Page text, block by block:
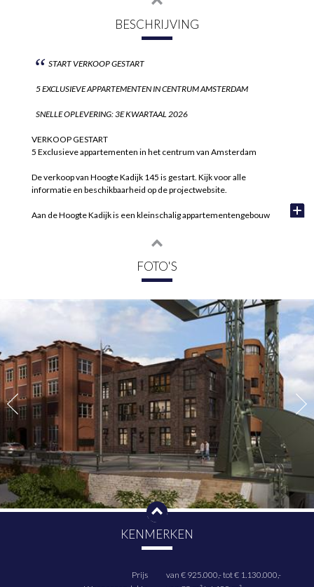
BESCHRIJVING
“ START VERKOOP GESTART
5 EXCLUSIEVE APPARTEMENTEN IN CENTRUM AMSTERDAM
SNELLE OPLEVERING: 3E KWARTAAL 2026
VERKOOP GESTART
5 Exclusieve appartementen in het centrum van Amsterdam
De verkoop van Hoogte Kadijk 145 is gestart. Kijk voor alle
informatie en beschikbaarheid op de projectwebsite.
Aan de Hoogte Kadijk is een kleinschalig appartementengebouw
ver gevorderd, dus de oplevering is al redelijk snel en naar
HK145 biedt jou de kans om te wonen op een van de meest
een rustige en karakteristieke straat in het centrum van
Amsterdam. De ligging aan het water geeft het project een sereen
en besloten karakter, terwijl je tegelijkertijd profiteert van de
levendigheid van de stad. En wat het helemaal uniek maakt is de
ligging naast Artis, waarbij sommige appartementen zelfs uitkijken
op de giraffen van Artis!!!
Naast de appartementen komt er één bedrijfsruimte. De
bedrijfsruimte betreft een werkplaats/werf met watergebonden
activiteiten, onderdeel van de historische werfstructuur aan de
Hoogte Kadijk. Kortom een uniek project voor wie graag
kleinschalig, comfortabel, energiezuinig en stedelijk wil wonen!
5 Exclusieve appartementen
Deze stijlvolle nieuwbouwappartementen aan de Hoogte Kadijk
combineren comfortabel wonen met een bijzondere ligging in het
historische hart van Amsterdam. Het gebouw omvat vijf
appartementen met een royale leefruimte en een hoogwaardige
afwerking welke bereikbaar zijn per lift. De appartementen op de
begane grond en aan de passagezijde beschikken over twee
Grote raampartijen in ieder appartement zorgen voor een lichte,
FOTO'S
KENMERKEN
Prijs van € 925.000,-tot € 1.130.000,-